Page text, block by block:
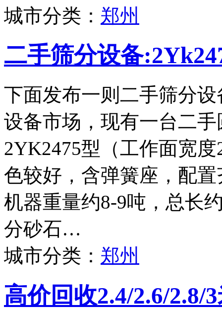
城市分类： 郑州
二手筛分设备
下面发布一则二手筛分
设备市场，现有一台二
2YK2475型（工作面宽
色较好，含弹簧座，配
机器重量约8-9吨，总长
分砂石…
城市分类： 郑州
高价回收2.4/2.6/2.8/